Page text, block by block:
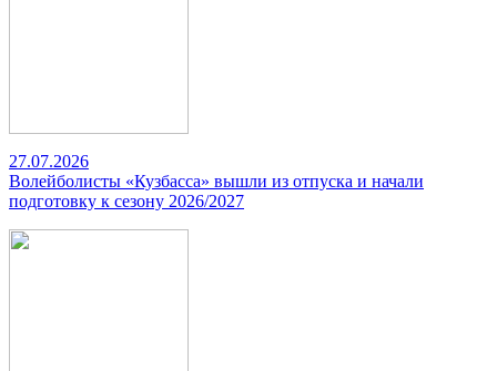
27.07.2026
Волейболисты «Кузбасса» вышли из отпуска и начали
подготовку к сезону 2026/2027